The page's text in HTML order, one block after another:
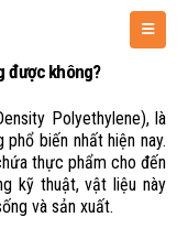
được không?
Polyethylene), là
biến nhất hiện nay.
thực phẩm cho đến
kỹ thuật, vật liệu này
và sản xuất.